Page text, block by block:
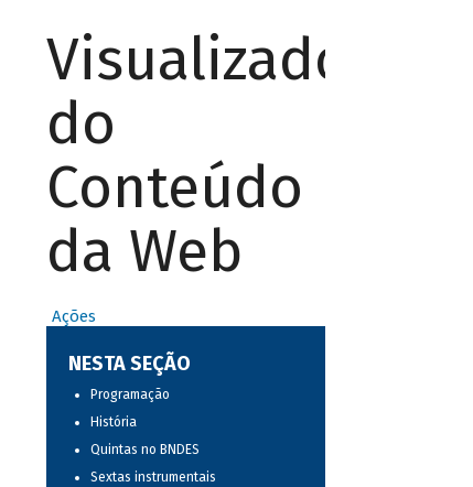
Visualizador
do
Conteúdo
da Web
Ações
NESTA SEÇÃO
Programação
História
Quintas no BNDES
Sextas instrumentais